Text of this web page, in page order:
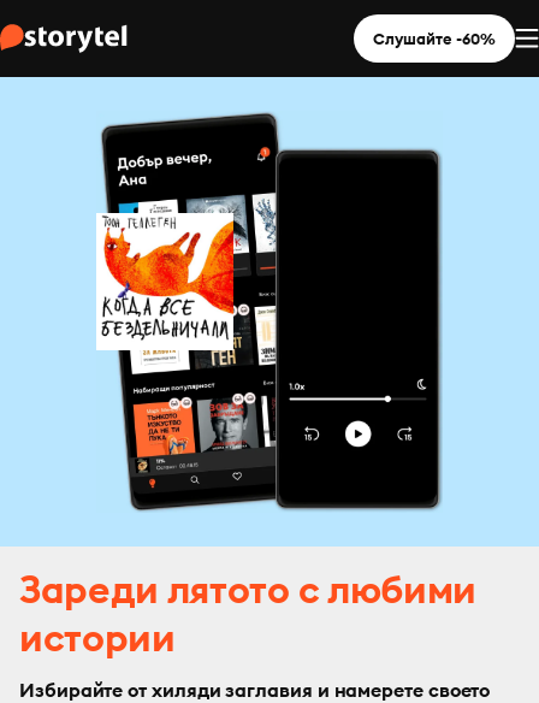
Слушайте -60%
Зареди лятото с любими
истории
Избирайте от хиляди заглавия и намерете своето